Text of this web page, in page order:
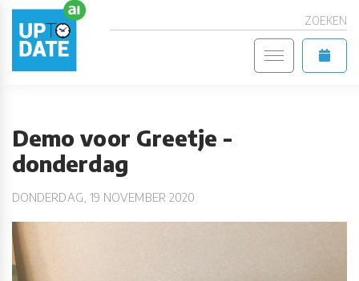
ZOEKEN
Demo voor Greetje -
donderdag
DONDERDAG, 19 NOVEMBER 2020